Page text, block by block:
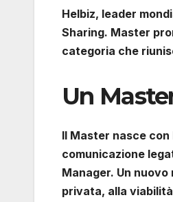
Helbiz, leader
Sharing. Master
categoria che
Un
Il Master nasce
comunicazione
Manager. Un
privata, alla